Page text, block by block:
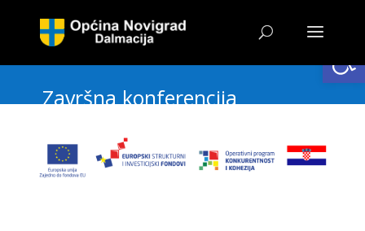
Završna konferencija